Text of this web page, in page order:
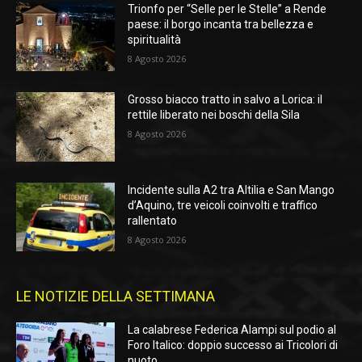
Trionfo per “Selle per le Stelle” a Rende
paese: il borgo incanta tra bellezza e
spiritualità
8 Agosto 2026
Grosso biacco tratto in salvo a Lorica: il
rettile liberato nei boschi della Sila
8 Agosto 2026
Incidente sulla A2 tra Altilia e San Mango
d’Aquino, tre veicoli coinvolti e traffico
rallentato
8 Agosto 2026
LE NOTIZIE DELLA SETTIMANA
La calabrese Federica Alampi sul podio al
Foro Italico: doppio successo ai Tricolori di